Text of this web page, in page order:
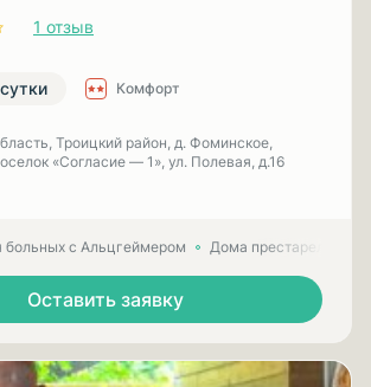
1 отзыв
Комфорт
Троицкий район, д. Фоминское,
«Согласие — 1», ул. Полевая, д.16
больных с Альцгеймером Дома престарелых
Оставить заявку